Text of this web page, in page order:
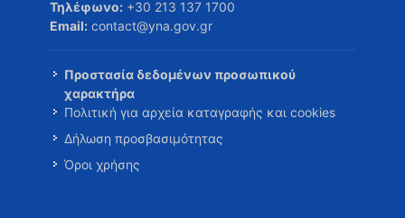
Τηλέφωνο: +30 213 137 1700
Email: contact@yna.gov.gr
Προστασία δεδομένων προσωπικού
χαρακτήρα
Πολιτική για αρχεία καταγραφής και cookies
Δήλωση προσβασιμότητας
Όροι χρήσης